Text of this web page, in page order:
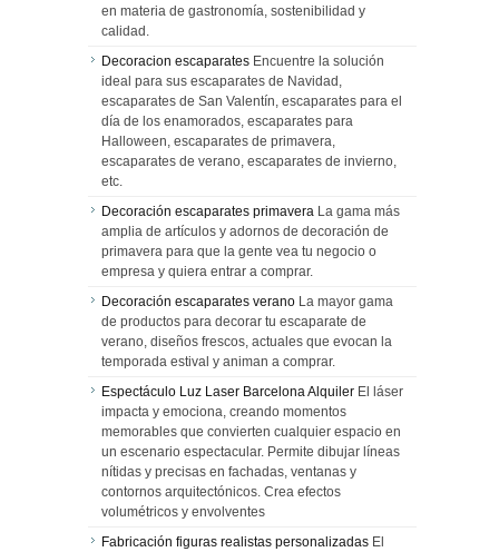
en materia de gastronomía, sostenibilidad y
calidad.
Decoracion escaparates Encuentre la solución
ideal para sus escaparates de Navidad,
escaparates de San Valentín, escaparates para el
día de los enamorados, escaparates para
Halloween, escaparates de primavera,
escaparates de verano, escaparates de invierno,
etc.
Decoración escaparates primavera La gama más
amplia de artículos y adornos de decoración de
primavera para que la gente vea tu negocio o
empresa y quiera entrar a comprar.
Decoración escaparates verano La mayor gama
de productos para decorar tu escaparate de
verano, diseños frescos, actuales que evocan la
temporada estival y animan a comprar.
Espectáculo Luz Laser Barcelona Alquiler El láser
impacta y emociona, creando momentos
memorables que convierten cualquier espacio en
un escenario espectacular. Permite dibujar líneas
nítidas y precisas en fachadas, ventanas y
contornos arquitectónicos. Crea efectos
volumétricos y envolventes
Fabricación figuras realistas personalizadas El